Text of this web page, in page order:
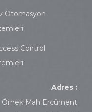
Otomasyon
Control
Adres :
Örnek Mah Ercüment